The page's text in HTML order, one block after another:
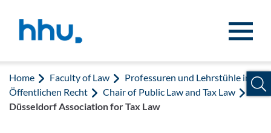
Home Faculty of Law
Professuren und Lehrstühle im
Öffentlichen Recht
Chair of Public Law and Tax Law
Düsseldorf Association for Tax Law